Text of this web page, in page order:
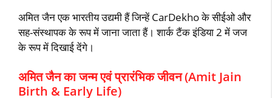
अमित जैन एक भारतीय उद्यमी हैं जिन्‍हें CarDekho के सीईओ और
सह-संस्‍थापक के रूप में जाना जाता हैं। शार्क टैंक इंडिया 2 में जज
के रूप में दिखाई देंगे।
अमित जैन का जन्‍म एवं प्रारंभिक जीवन (Amit Jain
Birth & Early Life)